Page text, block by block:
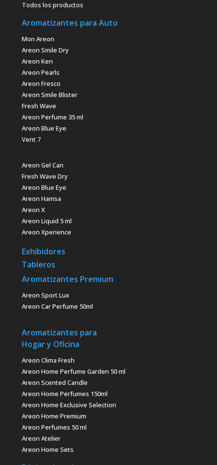
Todos los productos
Aromatizantes para Auto
Mon Areon
Areon Smile Dry
Areon Ken
Areon Pearls
Areon Fresco
Areon Smile Blister
Fresh Wave
Areon Perfume 35 ml
Areon Blue Eye
Vent 7
Areon Gel Can
Fresh Wave Dry
Areon Blue Eye
Areon Hamsa
Areon X
Areon Liquid 5 ml
Areon Xperience
Exhibidores
Tableros
Aromatizantes Premium
Areon Sport Lux
Areon Car Perfume 50ml
Aromatizantes para
Hogar y Oficina
Areon Clima Fresh
Areon Home Perfume Garden 50 ml
Areon Scented Candle
Areon Home Perfumes 150ml
Areon Home Exclusive Selection
Areon Home Premium
Areon Perfumes 50 ml
Areon Atelier
Areon Home Sets